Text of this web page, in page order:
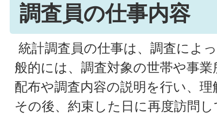
調査員の仕事内容
統計調査員の仕事は、調査によ
般的には、調査対象の世帯や事
配布や調査内容の説明を行い、
その後、約束した日に再度訪問